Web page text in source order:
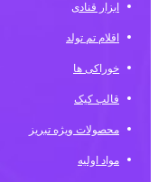
ابزار قنادی
اقلام تم تولد
خوراکی ها
قالب کیک
محصولات ویژه تبریز
مواد اولیه